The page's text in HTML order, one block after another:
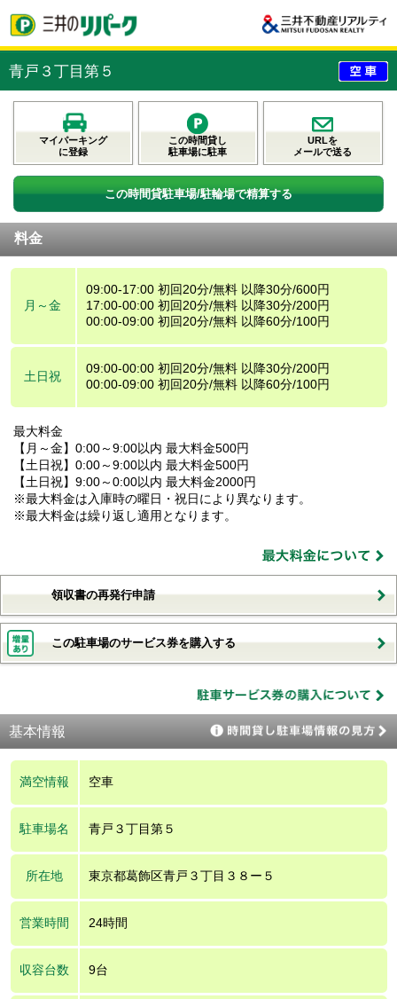
青戸３丁目第５
マイパーキング
に登録
この時間貸し
駐車場に駐車
URLを
メールで送る
この時間貸駐車場/駐輪場で精算する
料金
月～金
09:00-17:00 初回20分/無料 以降30分/600円
17:00-00:00 初回20分/無料 以降30分/200円
00:00-09:00 初回20分/無料 以降60分/100円
土日祝
09:00-00:00 初回20分/無料 以降30分/200円
00:00-09:00 初回20分/無料 以降60分/100円
最大料金
【月～金】0:00～9:00以内 最大料金500円
【土日祝】0:00～9:00以内 最大料金500円
【土日祝】9:00～0:00以内 最大料金2000円
※最大料金は入庫時の曜日・祝日により異なります。
※最大料金は繰り返し適用となります。
領収書の再発行申請
この駐車場のサービス券を購入する
基本情報
満空情報 空車
駐車場名 青戸３丁目第５
所在地 東京都葛飾区青戸３丁目３８ー５
営業時間 24時間
収容台数 9台